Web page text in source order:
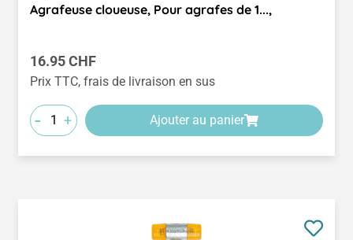
Agrafeuse cloueuse, Pour agrafes de 1...,
Prix régulier :
16.95 CHF
Prix TTC, frais de livraison en sus
- + Ajouter au panier